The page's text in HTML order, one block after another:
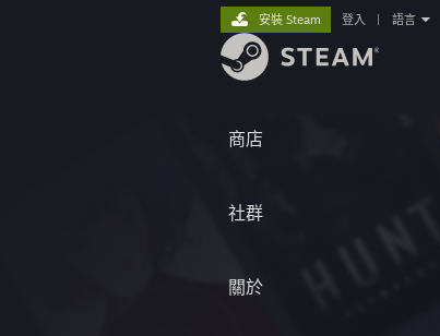
商店
社群
關於
安裝 Steam 登入 語言